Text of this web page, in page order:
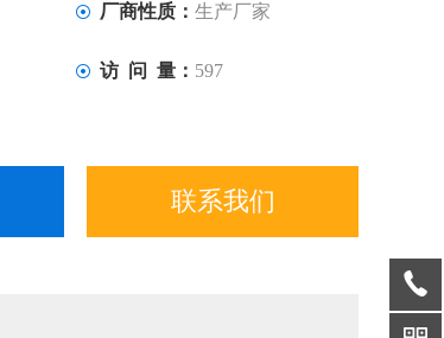
厂商性质： 生产厂家
访 问 量： 597
联系我们